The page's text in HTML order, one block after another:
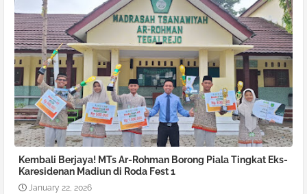
Kembali Berjaya! MTs Ar-Rohman Borong Piala Tingkat Eks-
Karesidenan Madiun di Roda Fest 1
January 22, 2026